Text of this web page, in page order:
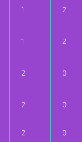
1 2
1 2
2 0
2 0
2 0